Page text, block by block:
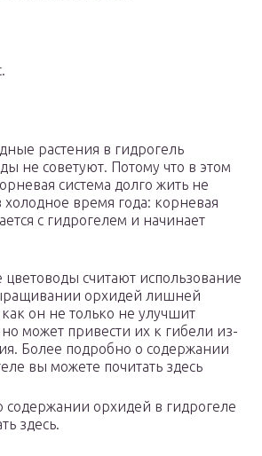
растения в гидрогель
не советуют. Потому что в этом
система долго жить не
холодное время года: корневая
с гидрогелем и начинает
считают использование
орхидей лишней
как он не только не улучшит
может привести их к гибели из-
Более подробно о содержании
вы можете почитать здесь
содержании орхидей в гидрогеле
здесь.